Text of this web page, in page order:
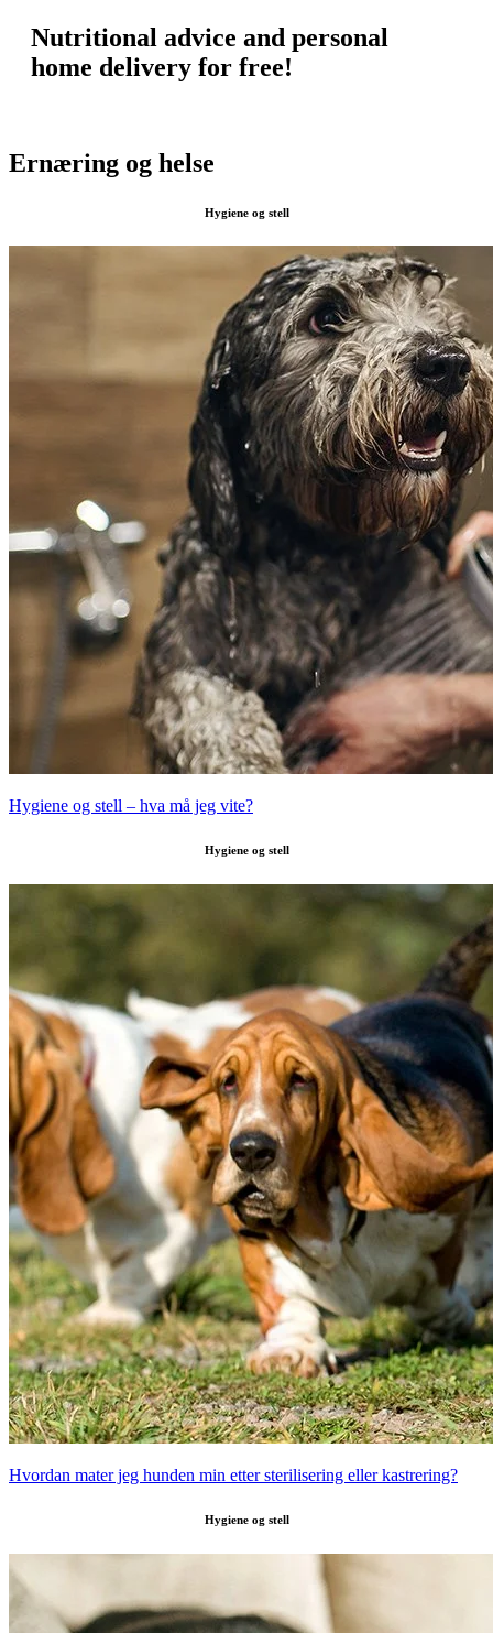
Nutritional advice and personal
home delivery for free!
Ernæring og helse
Hygiene og stell
Hygiene og stell – hva må jeg vite?
Hygiene og stell
Hvordan mater jeg hunden min etter sterilisering eller kastrering?
Hygiene og stell